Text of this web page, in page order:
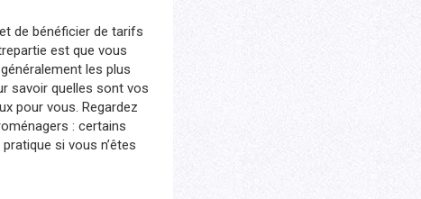
de bénéficier de tarifs
est que vous
les plus
savoir quelles sont vos
pour vous. Regardez
: certains
si vous n’êtes